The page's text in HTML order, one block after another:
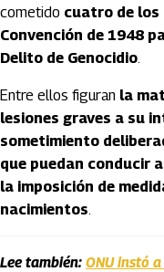
cometido cuatro de los
Convención de 1948
Delito de Genocidio.
Entre ellos figuran la
lesiones graves a su
sometimiento
que puedan conducir
la imposición de
nacimientos.
Lee también: ONU instó